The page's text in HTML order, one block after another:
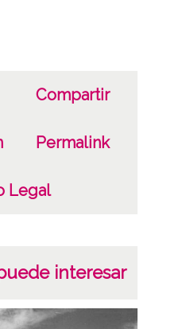
soporte
Compartir
Permalink
Legal
interesar